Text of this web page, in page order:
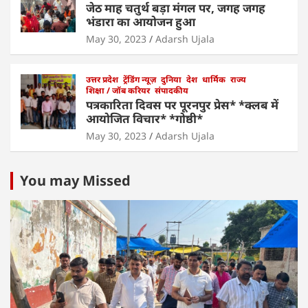
जेठ माह चतुर्थ बड़ा मंगल पर, जगह जगह
भंडारा का आयोजन हुआ
May 30, 2023 Adarsh Ujala
उत्तर प्रदेश ट्रेंडिंग न्यूज़ दुनिया देश धार्मिक राज्य
शिक्षा / जॉब करियर संपादकीय
पत्रकारिता दिवस पर पूरनपुर प्रेस* *क्लब में
आयोजित विचार* *गोष्ठी*
May 30, 2023 Adarsh Ujala
You may Missed